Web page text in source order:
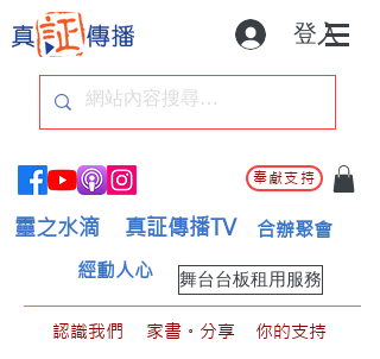
登入
奉獻支持
靈之水滴 真証傳播TV 合辦聚會
舞台台板租用服務
經動人心
認識我們 家書。分享
你的支持